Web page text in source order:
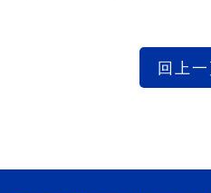
回上